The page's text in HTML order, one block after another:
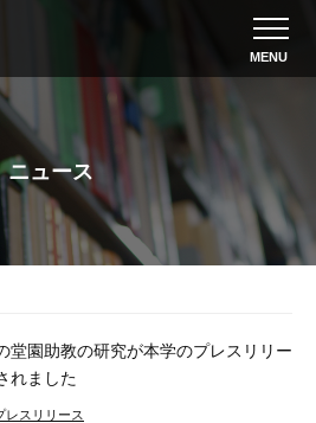
ニュース
堂園助教の研究が本学のプレスリリー
れました
スリリース